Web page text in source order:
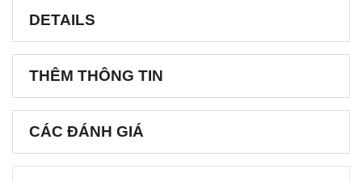
DETAILS
THÊM THÔNG TIN
CÁC ĐÁNH GIÁ